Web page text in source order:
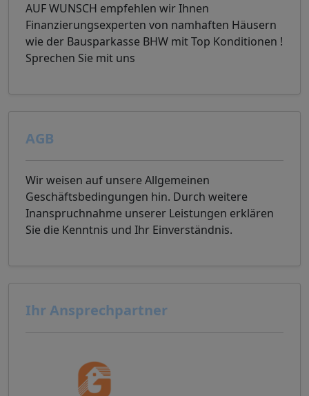
AUF WUNSCH empfehlen wir Ihnen
Finanzierungsexperten von namhaften Häusern
wie der Bausparkasse BHW mit Top Konditionen !
Sprechen Sie mit uns
AGB
Wir weisen auf unsere Allgemeinen
Geschäftsbedingungen hin. Durch weitere
Inanspruchnahme unserer Leistungen erklären
Sie die Kenntnis und Ihr Einverständnis.
Ihr Ansprechpartner